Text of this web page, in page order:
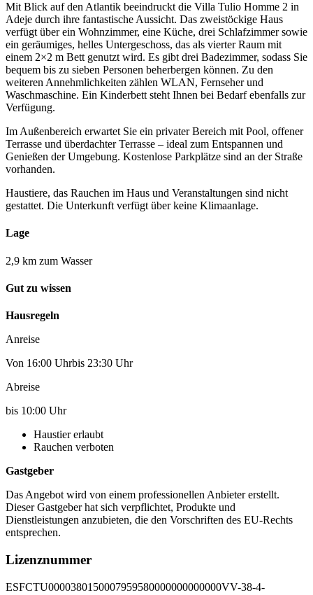
Mit Blick auf den Atlantik beeindruckt die Villa Tulio Homme 2 in
Adeje durch ihre fantastische Aussicht. Das zweistöckige Haus
verfügt über ein Wohnzimmer, eine Küche, drei Schlafzimmer sowie
ein geräumiges, helles Untergeschoss, das als vierter Raum mit
einem 2×2 m Bett genutzt wird. Es gibt drei Badezimmer, sodass Sie
bequem bis zu sieben Personen beherbergen können. Zu den
weiteren Annehmlichkeiten zählen WLAN, Fernseher und
Waschmaschine. Ein Kinderbett steht Ihnen bei Bedarf ebenfalls zur
Verfügung.
Im Außenbereich erwartet Sie ein privater Bereich mit Pool, offener
Terrasse und überdachter Terrasse – ideal zum Entspannen und
Genießen der Umgebung. Kostenlose Parkplätze sind an der Straße
vorhanden.
Haustiere, das Rauchen im Haus und Veranstaltungen sind nicht
gestattet. Die Unterkunft verfügt über keine Klimaanlage.
Lage
2,9 km zum Wasser
Gut zu wissen
Hausregeln
Anreise
Von 16:00 Uhrbis 23:30 Uhr
Abreise
bis 10:00 Uhr
Haustier erlaubt
Rauchen verboten
Gastgeber
Das Angebot wird von einem professionellen Anbieter erstellt.
Dieser Gastgeber hat sich verpflichtet, Produkte und
Dienstleistungen anzubieten, die den Vorschriften des EU-Rechts
entsprechen.
Lizenznummer
ESFCTU0000380150007959580000000000000VV-38-4-